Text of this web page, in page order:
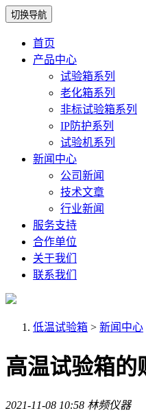
切换导航
首页
产品中心
试验箱系列
老化箱系列
非标试验箱系列
IP防护系列
试验机系列
新闻中心
公司新闻
技术文章
行业新闻
服务支持
合作单位
关于我们
联系我们
低温试验箱 > 新闻中心
高温试验箱的
2021-11-08 10:58 林频仪器